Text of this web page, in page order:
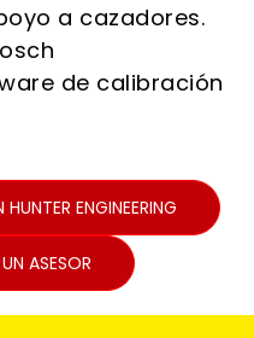
a cazadores.
de calibración
ENGINEERING
ASESOR